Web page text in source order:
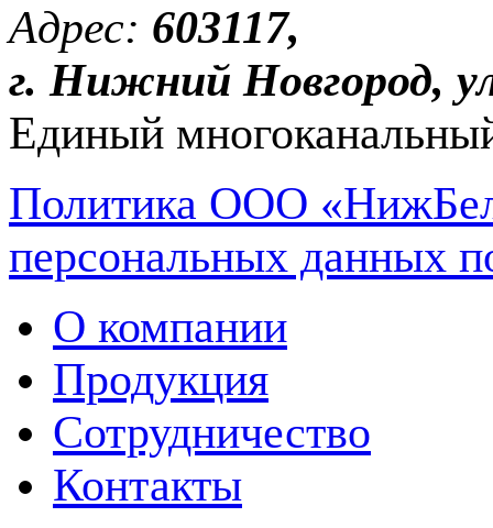
Адрес: 603117,
г. Нижний Новгород,
Единый
Политика ООО
персональных данных
О компании
Продукция
Сотрудничество
Контакты